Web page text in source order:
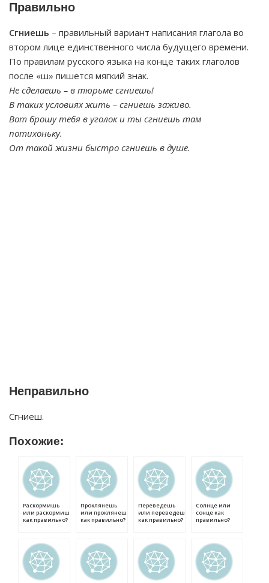
Правильно
Сгниешь – правильный вариант написания глагола во
втором лице единственного числа будущего времени.
По правилам русского языка на конце таких глаголов
после «ш» пишется мягкий знак.
Не сделаешь – в тюрьме сгниешь!
В таких условиях жить – сгниешь заживо.
Вот брошу тебя в уголок и ты сгниешь там
потихоньку.
От такой жизни быстро сгниешь в душе.
Неправильно
Сгниеш.
Похожие:
Раскормишь
или раскормиш
как правильно?
Проклянешь
или проклянеш
как правильно?
Переведешь
или переведеш
как правильно?
Солнце или
сонце как
правильно?